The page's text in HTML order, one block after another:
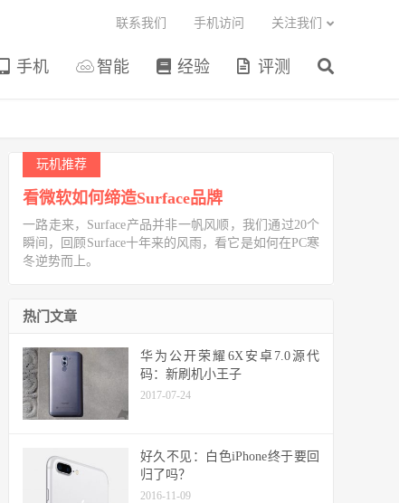
手机 智能 经验 评测
联系我们 手机访问 关注我们
玩机推荐
看微软如何缔造Surface品牌
一路走来，Surface产品并非一帆风顺，我们通过20个
瞬间，回顾Surface十年来的风雨，看它是如何在PC寒
冬逆势而上。
热门文章
华为公开荣耀6X安卓7.0源代
码：新刷机小王子
2017-07-24
好久不见：白色iPhone终于要回
归了吗？
2016-11-09